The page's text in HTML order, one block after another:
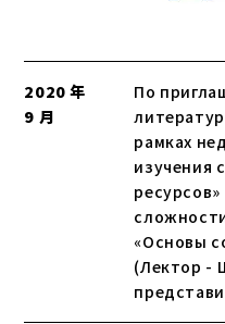
2020 年
9 月
По
рамках
изучения
«Основы
(Лектор -